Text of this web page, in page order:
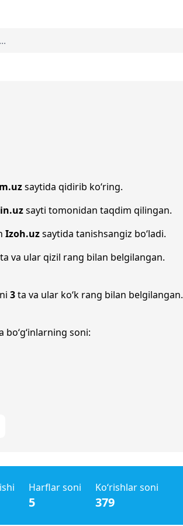
saytida qidirib ko‘ring.
sayti tomonidan taqdim qilingan.
Izoh.uzsaytida tanishsangiz bo‘ladi.
ta va ular qizil rang bilan belgilangan.
3ta va ular ko‘k rang bilan belgilangan.
soni:
Harflar soni
5
Ko‘rishlar soni
379